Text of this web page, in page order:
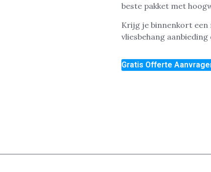
beste pakket met
Krijg je binnenkort een
vliesbehang
Gratis Offerte